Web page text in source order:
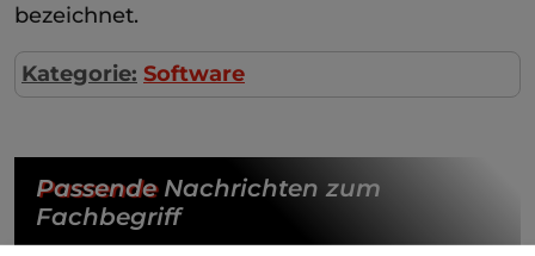
bezeichnet.
Kategorie: Software
PassendeNachrichten zum
Fachbegriff